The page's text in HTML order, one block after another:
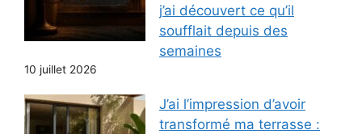
j’ai découvert ce qu’il
soufflait depuis des
semaines
10 juillet 2026
J’ai l’impression d’avoir
transformé ma terrasse :